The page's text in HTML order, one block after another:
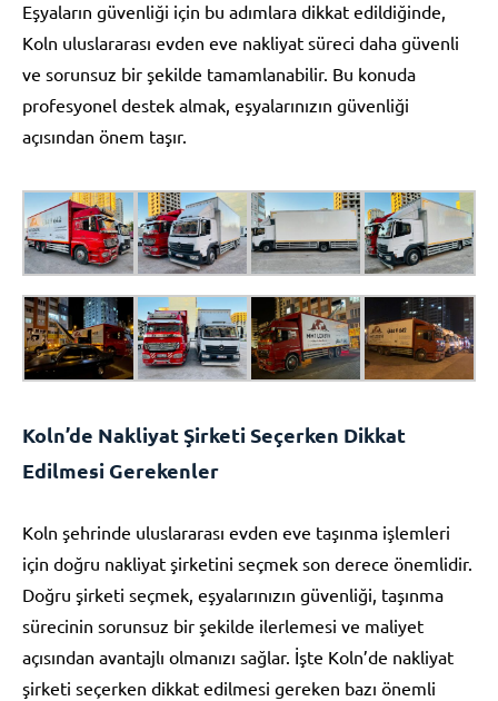
Eşyaların güvenliği için bu adımlara dikkat edildiğinde,
Koln uluslararası evden eve nakliyat süreci daha güvenli
ve sorunsuz bir şekilde tamamlanabilir. Bu konuda
profesyonel destek almak, eşyalarınızın güvenliği
açısından önem taşır.
Koln’de Nakliyat Şirketi Seçerken Dikkat
Edilmesi Gerekenler
Koln şehrinde uluslararası evden eve taşınma işlemleri
için doğru nakliyat şirketini seçmek son derece önemlidir.
Doğru şirketi seçmek, eşyalarınızın güvenliği, taşınma
sürecinin sorunsuz bir şekilde ilerlemesi ve maliyet
açısından avantajlı olmanızı sağlar. İşte Koln’de nakliyat
şirketi seçerken dikkat edilmesi gereken bazı önemli